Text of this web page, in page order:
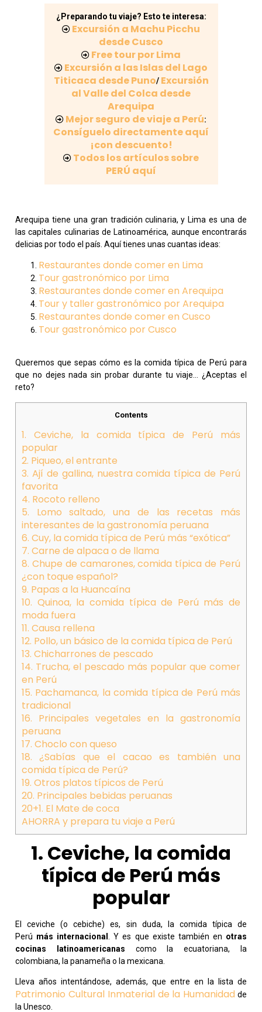
¿Preparando tu viaje? Esto te interesa:
Excursión a Machu Picchu
desde Cusco
Free tour por Lima
Excursión a las Islas del Lago
Titicaca desde Puno/ Excursión
al Valle del Colca desde
Arequipa
Mejor seguro de viaje a Perú:
Consíguelo directamente aquí
¡con descuento!
Todos los artículos sobre
PERÚ aquí
Arequipa tiene una gran tradición culinaria, y Lima es una de
las capitales culinarias de Latinoamérica, aunque encontrarás
delicias por todo el país. Aquí tienes unas cuantas ideas:
Restaurantes donde comer en Lima
Tour gastronómico por Lima
Restaurantes donde comer en Arequipa
Tour y taller gastronómico por Arequipa
Restaurantes donde comer en Cusco
Tour gastronómico por Cusco
Queremos que sepas cómo es la comida típica de Perú para
que no dejes nada sin probar durante tu viaje… ¿Aceptas el
reto?
Contents
1. Ceviche, la comida típica de Perú más
popular
2. Piqueo, el entrante
3. Ají de gallina, nuestra comida típica de Perú
favorita
4. Rocoto relleno
5. Lomo saltado, una de las recetas más
interesantes de la gastronomía peruana
6. Cuy, la comida típica de Perú más “exótica”
7. Carne de alpaca o de llama
8. Chupe de camarones, comida típica de Perú
¿con toque español?
9. Papas a la Huancaína
10. Quinoa, la comida típica de Perú más de
moda fuera
11. Causa rellena
12. Pollo, un básico de la comida típica de Perú
13. Chicharrones de pescado
14. Trucha, el pescado más popular que comer
en Perú
15. Pachamanca, la comida típica de Perú más
tradicional
16. Principales vegetales en la gastronomía
peruana
17. Choclo con queso
18. ¿Sabías que el cacao es también una
comida típica de Perú?
19. Otros platos típicos de Perú
20. Principales bebidas peruanas
20+1. El Mate de coca
AHORRA y prepara tu viaje a Perú
1. Ceviche, la comida
típica de Perú más
popular
El ceviche (o cebiche) es, sin duda, la comida típica de
Perú más internacional . Y es que existe también en otras
cocinas latinoamericanas como la ecuatoriana, la
colombiana, la panameña o la mexicana.
Lleva años intentándose, además, que entre en la lista de
Patrimonio Cultural Inmaterial de la Humanidad de
la Unesco.